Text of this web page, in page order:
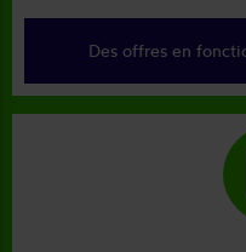
Des offres en